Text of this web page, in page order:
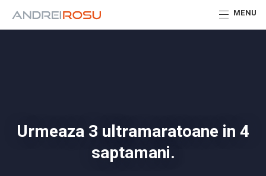
MENU
Urmeaza 3 ultramaratoane in 4
saptamani.